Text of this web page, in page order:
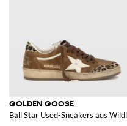
GOLDEN GOOSE
Ball Star Used-Sneakers aus